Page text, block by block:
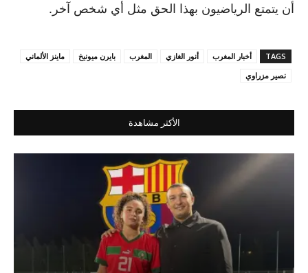
أن يتمتع الرياضيون بهذا الحق مثل أي شخص آخر.
TAGS أخبار المغرب أنور الغازي المغرب بايرن ميونيخ
ماينز الألماني
نصير مزراوي
الأكثر مشاهدة